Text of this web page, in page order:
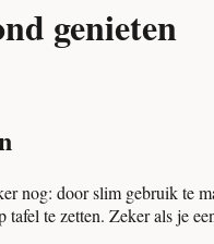
genieten
nog: door slim gebruik te
te zetten. Zeker als je